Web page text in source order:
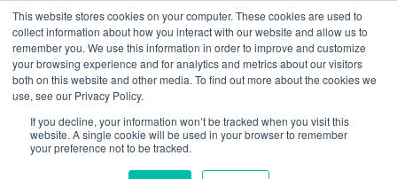
This website stores cookies on your computer. These cookies are used to
collect information about how you interact with our website and allow us to
remember you. We use this information in order to improve and customize
your browsing experience and for analytics and metrics about our visitors
both on this website and other media. To find out more about the cookies we
use, see our Privacy Policy.
If you decline, your information won’t be tracked when you visit this
website. A single cookie will be used in your browser to remember
your preference not to be tracked.
IT